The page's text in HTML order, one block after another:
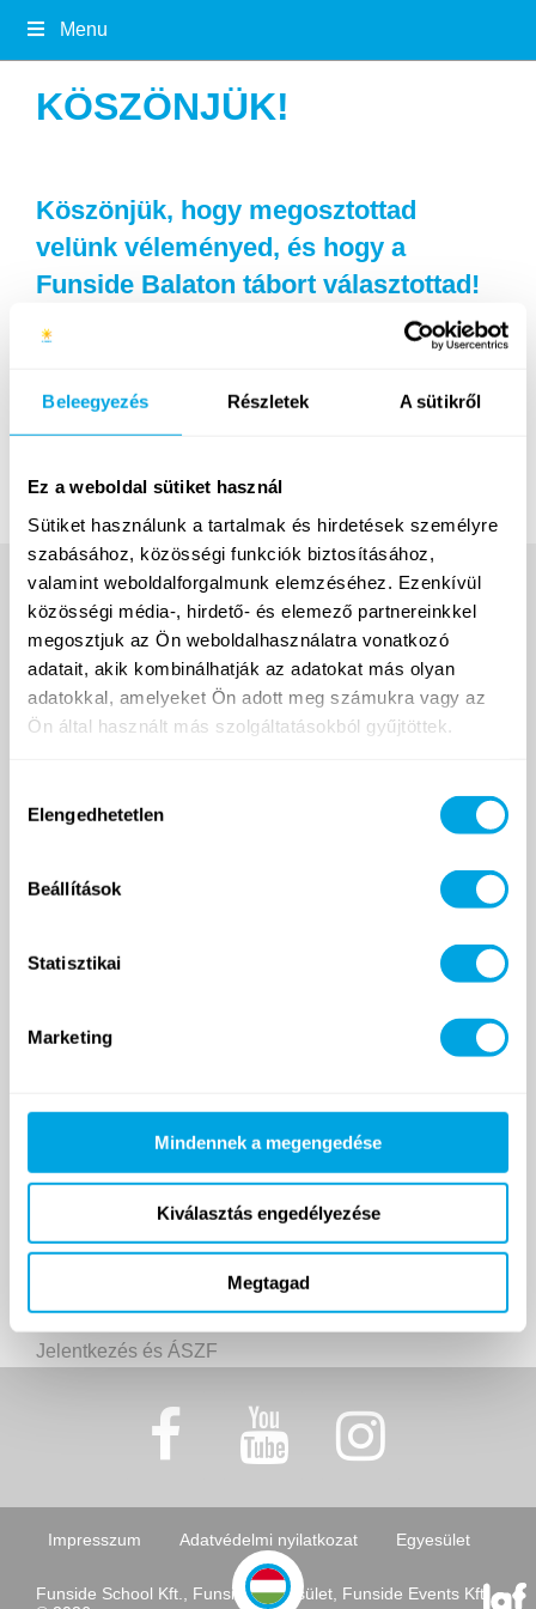
Beleegyezés Részletek A sütikről
Ez a weboldal sütiket használ
Sütiket használunk a tartalmak és hirdetések személyre
szabásához, közösségi funkciók biztosításához,
valamint weboldalforgalmunk elemzéséhez. Ezenkívül
közösségi média-, hirdető- és elemező partnereinkkel
megosztjuk az Ön weboldalhasználatra vonatkozó
adatait, akik kombinálhatják az adatokat más olyan
adatokkal, amelyeket Ön adott meg számukra vagy az
Ön által használt más szolgáltatásokból gyűjtöttek.
kiválasztása
Elengedhetetlen
Beállítások
Statisztikai
Marketing
Mindennek a megengedése
Kiválasztás engedélyezése
Megtagad
Menu
KÖSZÖNJÜK!
Köszönjük, hogy megosztottad
velünk véleményed, és hogy a
Funside Balaton tábort választottad!
Funside School
Árak
Turnusok
Árak és határidők
Jelentkezés és ÁSZF
Funside Balaton
Jelentkezés és ÁSZF
Impresszum Adatvédelmi nyilatkozat Egyesület
Funside School Kft., Funside Egyesület, Funside Events Kft.